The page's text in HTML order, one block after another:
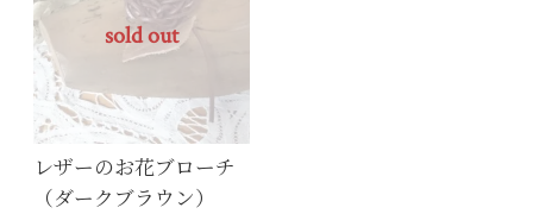
sold out
レザーのお花ブローチ
（ダークブラウン）